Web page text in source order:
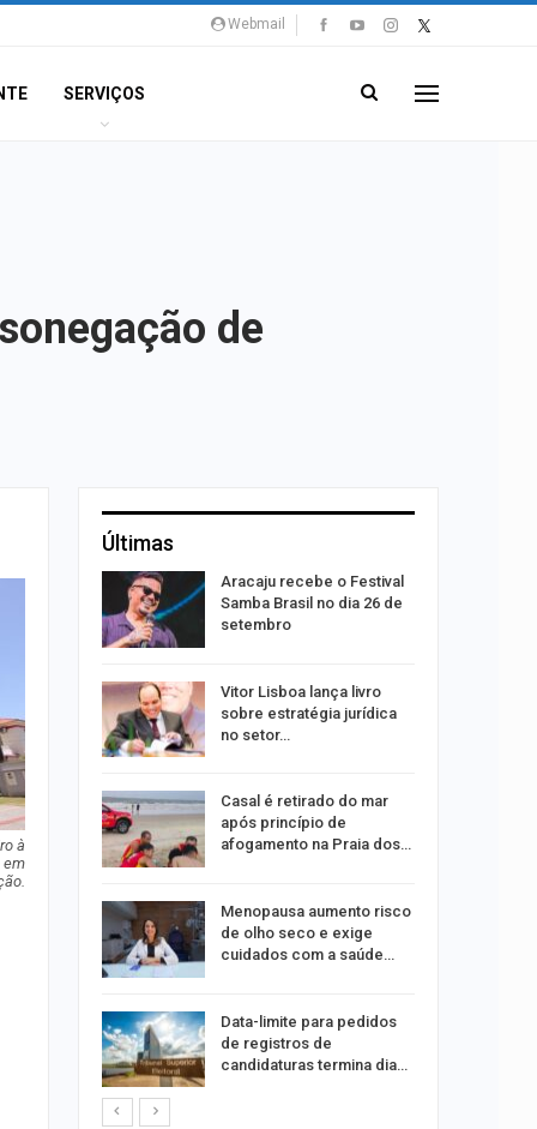
Webmail
SERVIÇOS
de
à
em
Últimas
canal
60
após
de
Aracaju recebe o Festival
Samba Brasil no dia 26 de
setembro
Vitor Lisboa lança livro
sobre estratégia jurídica
no setor…
Casal é retirado do mar
após princípio de
afogamento na Praia dos…
Menopausa aumento risco
de olho seco e exige
cuidados com a saúde…
Data-limite para pedidos
de registros de
candidaturas termina dia…